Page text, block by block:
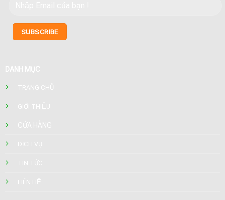
DANH MỤC
TRANG CHỦ
GIỚI THIỆU
CỬA HÀNG
DỊCH VỤ
TIN TỨC
LIÊN HỆ